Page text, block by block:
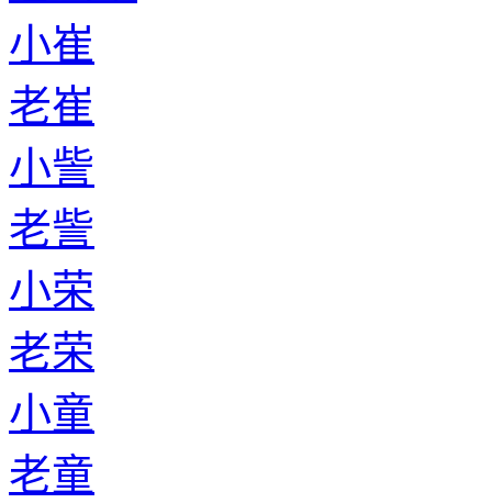
小崔
老崔
小訾
老訾
小荣
老荣
小童
老童